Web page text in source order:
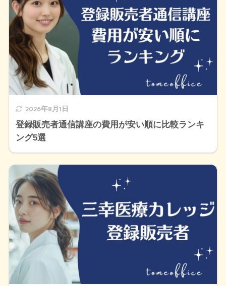
2026年8月1日
登録販売者通信講座の費用が安い順に比較ランキ
ング5選